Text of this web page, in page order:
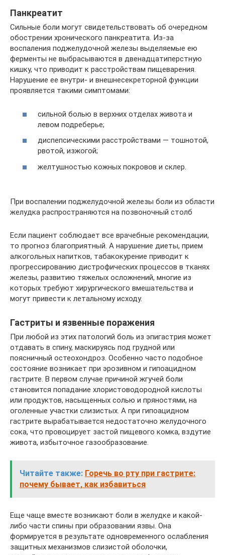
Панкреатит
Сильные боли могут свидетельствовать об очередном
обострении хронического панкреатита. Из-за
воспаления поджелудочной железы выделяемые ею
ферменты не выбрасываются в двенадцатиперстную
кишку, что приводит к расстройствам пищеварения.
Нарушение ее внутри- и внешнесекреторной функции
проявляется такими симптомами:
сильной болью в верхних отделах живота и
левом подреберье;
диспепсическими расстройствами — тошнотой,
рвотой, изжогой;
желтушностью кожных покровов и склер.
При воспалении поджелудочной железы боли из области
желудка распространяются на позвоночный столб
Если пациент соблюдает все врачебные рекомендации,
то прогноз благоприятный. А нарушение диеты, прием
алкогольных напитков, табакокурение приводит к
прогрессированию дистрофических процессов в тканях
железы, развитию тяжелых осложнений, многие из
которых требуют хирургического вмешательства и
могут привести к летальному исходу.
Гастриты и язвенные поражения
При любой из этих патологий боль из эпигастрия может
отдавать в спину, маскируясь под грудной или
поясничный остеохондроз. Особенно часто подобное
состояние возникает при эрозивном и гипоацидном
гастрите. В первом случае причиной жгучей боли
становится попадание хлористоводородной кислоты
или продуктов, насыщенных солью и пряностями, на
оголенные участки слизистых. А при гипоацидном
гастрите вырабатывается недостаточно желудочного
сока, что провоцирует застой пищевого комка, вздутие
живота, избыточное газообразование.
Читайте также: Горечь во рту при гастрите:
почему бывает, как избавиться
Еще чаще вместе возникают боли в желудке и какой-
либо части спины при образовании язвы. Она
формируется в результате одновременного ослабления
защитных механизмов слизистой оболочки,